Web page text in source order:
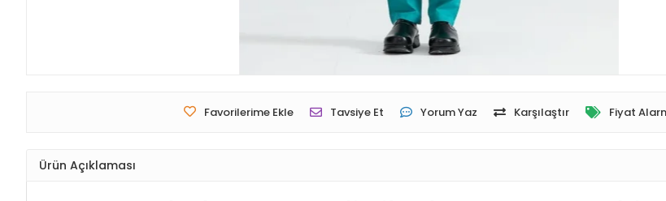
Favorilerime Ekle Tavsiye Et Yorum Yaz Karşılaştır Fiyat
Ürün Açıklaması